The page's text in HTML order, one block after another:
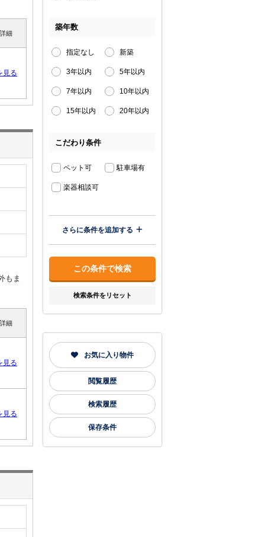
細
見る
もま
細
見る
見る
築年数
指定なし 新築
3年以内 5年以内
7年以内 10年以内
15年以内 20年以内
こだわり条件
ペット可 駐車場有
楽器相談可
さらに条件を追加する
検索条件をリセット
お気に入り物件
閲覧履歴
検索履歴
保存条件